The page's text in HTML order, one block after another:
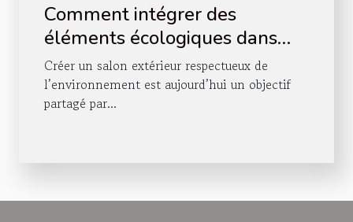
Comment intégrer des
éléments écologiques dans
votre salon extérieur ?
Créer un salon extérieur respectueux de
l’environnement est aujourd’hui un objectif
partagé par...